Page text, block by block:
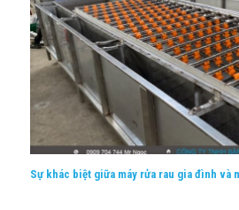
Sự khác biệt giữa máy rửa rau gia đình và